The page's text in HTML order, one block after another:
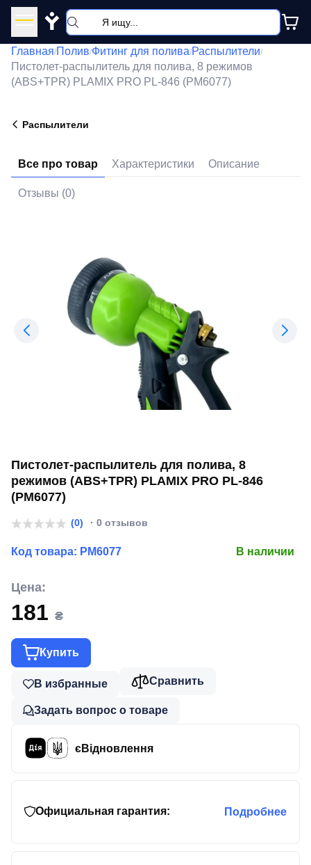
Y
Главная/Полив/Фитинг для полива/Распылители/
Пистолет-распылитель для полива, 8 режимов
(ABS+TPR) PLAMIX PRO PL-846 (PM6077)
Распылители
Все про товар Характеристики Описание
Отзывы (0)
Пистолет-распылитель для полива, 8
режимов (ABS+TPR) PLAMIX PRO PL-846
(PM6077)
(0) · 0 отзывов
Код товара: PM6077 В наличии
Цена:
181 ₴
Купить
В избранные Сравнить
Задать вопрос о товаре
єВідновлення
Официальная гарантия: Подробнее